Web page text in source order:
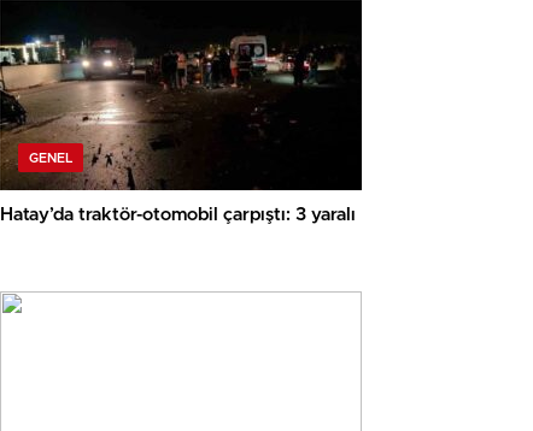
GENEL
Hatay’da traktör-otomobil çarpıştı: 3 yaralı